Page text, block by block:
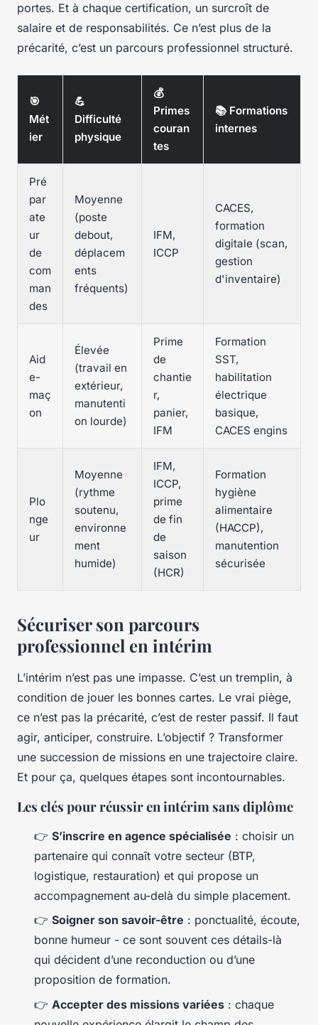
portes. Et à chaque certification, un surcroît de
salaire et de responsabilités. Ce n’est plus de la
précarité, c’est un parcours professionnel structuré.
🎯
Mét
ier
💪
Difficulté
physique
💰
Primes
couran
tes
📚 Formations
internes
Pré
par
ate
ur
de
com
man
des
Moyenne
(poste
debout,
déplacem
ents
fréquents)
IFM,
ICCP
CACES,
formation
digitale (scan,
gestion
d'inventaire)
Aid
e-
maç
on
Élevée
(travail en
extérieur,
manutenti
on lourde)
Prime
de
chantie
r,
panier,
IFM
Formation
SST,
habilitation
électrique
basique,
CACES engins
Plo
nge
ur
Moyenne
(rythme
soutenu,
environne
ment
humide)
IFM,
ICCP,
prime
de fin
de
saison
(HCR)
Formation
hygiène
alimentaire
(HACCP),
manutention
sécurisée
Sécuriser son parcours
professionnel en intérim
L’intérim n’est pas une impasse. C’est un tremplin, à
condition de jouer les bonnes cartes. Le vrai piège,
ce n’est pas la précarité, c’est de rester passif. Il faut
agir, anticiper, construire. L’objectif ? Transformer
une succession de missions en une trajectoire claire.
Et pour ça, quelques étapes sont incontournables.
Les clés pour réussir en intérim sans diplôme
👉 S’inscrire en agence spécialisée : choisir un
partenaire qui connaît votre secteur (BTP,
logistique, restauration) et qui propose un
accompagnement au-delà du simple placement.
👉 Soigner son savoir-être : ponctualité, écoute,
bonne humeur - ce sont souvent ces détails-là
qui décident d’une reconduction ou d’une
proposition de formation.
👉 Accepter des missions variées : chaque